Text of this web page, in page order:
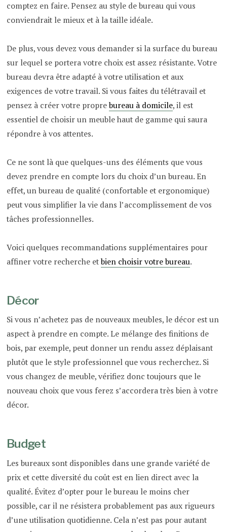
comptez en faire. Pensez au style de bureau qui vous
conviendrait le mieux et à la taille idéale.
De plus, vous devez vous demander si la surface du bureau
sur lequel se portera votre choix est assez résistante. Votre
bureau devra être adapté à votre utilisation et aux
exigences de votre travail. Si vous faites du télétravail et
pensez à créer votre proprebureau à domicile, il est
essentiel de choisir un meuble haut de gamme qui saura
répondre à vos attentes.
Ce ne sont là que quelques-uns des éléments que vous
devez prendre en compte lors du choix d’un bureau. En
effet, un bureau de qualité (confortable et ergonomique)
peut vous simplifier la vie dans l’accomplissement de vos
tâches professionnelles.
Voici quelques recommandations supplémentaires pour
affiner votre recherche etbien choisir votre bureau.
Décor
Si vous n’achetez pas de nouveaux meubles, le décor est un
aspect à prendre en compte. Le mélange des finitions de
bois, par exemple, peut donner un rendu assez déplaisant
plutôt que le style professionnel que vous recherchez. Si
vous changez de meuble, vérifiez donc toujours que le
nouveau choix que vous ferez s’accordera très bien à votre
décor.
Budget
Les bureaux sont disponibles dans une grande variété de
prix et cette diversité du coût est en lien direct avec la
qualité. Évitez d’opter pour le bureau le moins cher
possible, car il ne résistera probablement pas aux rigueurs
d’une utilisation quotidienne. Cela n’est pas pour autant